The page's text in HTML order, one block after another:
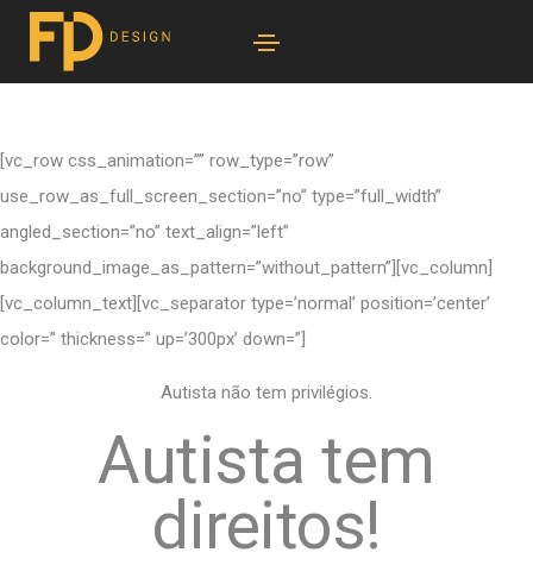
[vc_row css_animation=”” row_type=”row”
use_row_as_full_screen_section=”no” type=”full_width”
angled_section=”no” text_align=”left”
background_image_as_pattern=”without_pattern”][vc_column]
[vc_column_text][vc_separator type=’normal’ position=’center’
color=” thickness=” up=’300px’ down=”]
Autista não tem privilégios.
Autista tem
direitos!